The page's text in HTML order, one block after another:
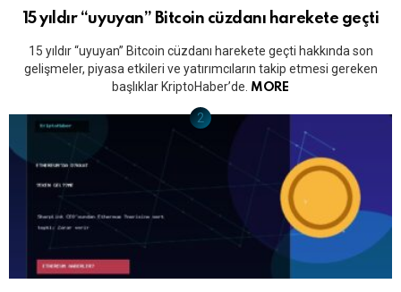
15 yıldır “uyuyan” Bitcoin cüzdanı harekete geçti
15 yıldır “uyuyan” Bitcoin cüzdanı harekete geçti hakkında son
gelişmeler, piyasa etkileri ve yatırımcıların takip etmesi gereken
başlıklar KriptoHaber’de. MORE